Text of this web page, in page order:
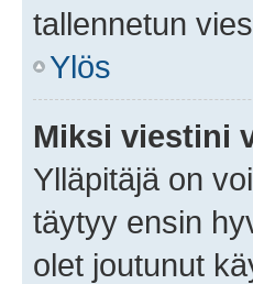
tallennetun
Ylös
Miksi viestini
Ylläpitäjä on
täytyy ensin
olet joutunut